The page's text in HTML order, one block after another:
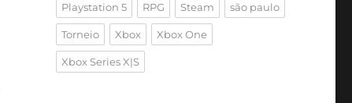
Playstation 5 RPG Steam são paulo
Torneio Xbox Xbox One
Xbox Series X|S